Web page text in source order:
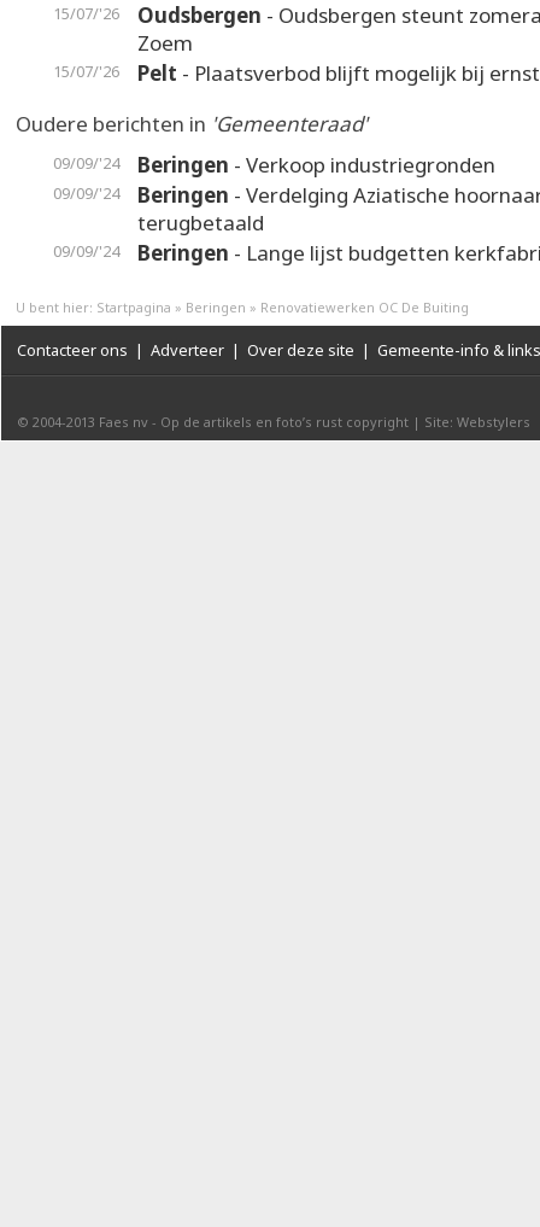
15/07/'26 Oudsbergen - Oudsbergen steunt
Zoem
15/07/'26 Pelt - Plaatsverbod blijft mogelijk bij
Oudere berichten in 'Gemeenteraad'
09/09/'24 Beringen - Verkoop industriegronden
09/09/'24 Beringen - Verdelging Aziatische
terugbetaald
09/09/'24 Beringen - Lange lijst budgetten
U bent hier: Startpagina » Beringen » Renovatiewerken OC De Buiting
Contacteer ons | Adverteer | Over deze site | Gemeente-info & links
© 2004-2013 Faes nv - Op de artikels en foto’s rust copyright | Site: Webstylers